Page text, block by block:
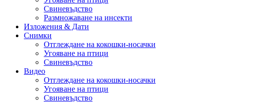
Свиневъдство
Размножаване на инсекти
Изложения & Дати
Снимки
Отглеждане на кокошки-носачки
Угояване на птици
Свиневъдство
Видео
Отглеждане на кокошки-носачки
Угояване на птици
Свиневъдство